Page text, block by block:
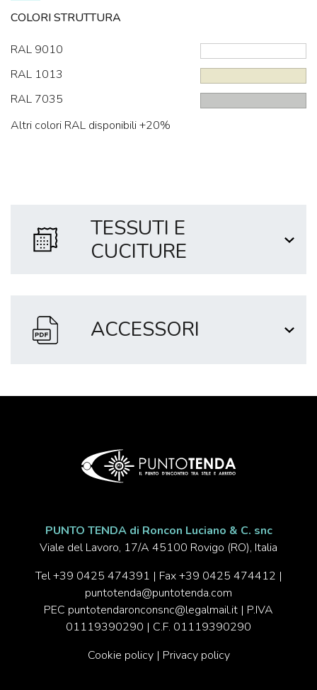
COLORI STRUTTURA
RAL 9010
RAL 1013
RAL 7035
Altri colori RAL disponibili +20%
TESSUTI E
CUCITURE
ACCESSORI
PUNTO TENDA di Roncon Luciano & C. snc
Viale del Lavoro, 17/A 45100 Rovigo (RO), Italia
Tel+39 0425 474391 | Fax +39 0425 474412 |
puntotenda@puntotenda.com
PEC puntotendaronconsnc@legalmail.it | P.IVA
01119390290 | C.F. 01119390290
Cookie policy| Privacy policy